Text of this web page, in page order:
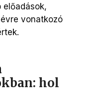
előadások,
vonatkozó
hol